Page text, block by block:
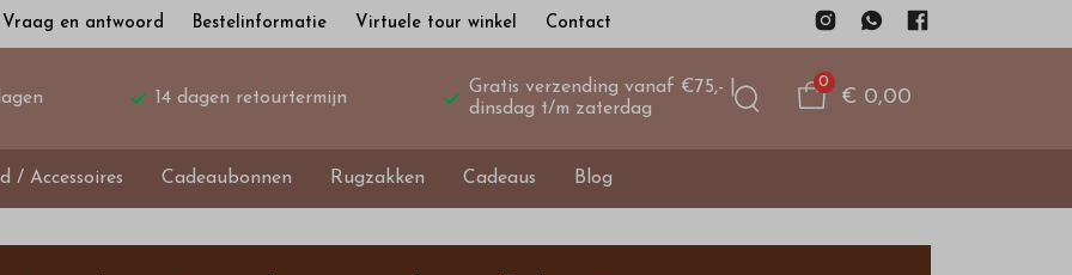
Vraag en antwoord Bestelinformatie Virtuele tour winkel Contact
14 dagen retourtermijn
Gratis verzending vanaf €75,- |
dinsdag t/m zaterdag
0
€ 0,00
/ Accessoires Cadeaubonnen Rugzakken Cadeaus Blog